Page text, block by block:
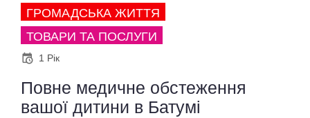
ГРОМАДСЬКА ЖИТТЯ
ТОВАРИ ТА ПОСЛУГИ
1 Рік
Повне медичне обстеження
вашої дитини в Батумі